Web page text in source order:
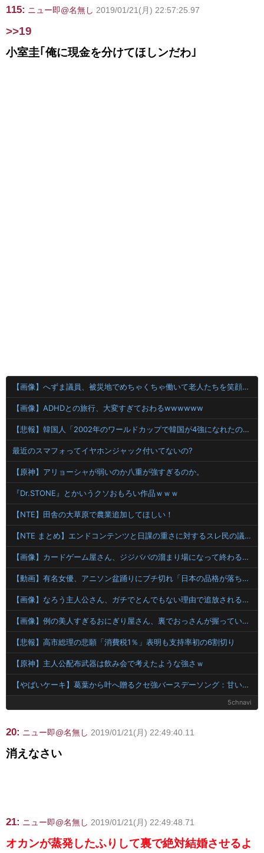
115: ニュー即@名無し 2019/01/21(月) 22:57:25.97
>>19
小室圭｢俺に現金を分けてほしンだわ｣
【画像】へずま議員、被災地でめちゃくちゃ働いて老人たちを笑顔にしてしまうwwwwwwwwwwwwwwww
【画像】ADHDとの旅行、大変すぎておわるwwwwww
【悲報】韓国人「2002年のワールドカップで韓国が4強になれたのって買収したからじゃないの?」
最近のスマフォってイヤホンジャック付いてないの?
【原神】アリョーシャが弱いのか八重が強すぎるのか。
『Dr.STONE』とかいうクソおもろい作品ｗｗｗ
【NTE】田舎の大草原で農業追加してほしい！
【NTE まとめ】エンドコンテンツと日課の重さに対するスレ民の議論
【画像】カードゲーム屋さん、ジジババの溜まり場になって終わるwwwwwwwwwwww
【動画】有名女優、アニソン盆踊りにブチ切れ「日本の品格が落ちたと思いました」
【画像】なろう主人公さん、ガチでとんでもない理由で追放されるwww
【画像】例の美人すぎるおにぎり屋さん、裏でおっさんが握っていたｗｗｗｗｗｗｗｗｗｗｗｗｗｗｗｗｗ
【悲報】高市総理の悲願「消費税1％」表明も支持率初の6割切り
【原神】主人公配布武器は飲み会で考えたような強さｗ
【やばいケーキ】葛葉から叶へ贈るクセ強バースデーソング：甘いよりは美味いヤヴァイケーキ
5chnavi
20: ニュー即@名無し 2019/01/21(月) 22:49:40.11
消えなさい
21: ニュー即@名無し 2019/01/21(月) 22:49:48.71
オカンが蒸発したふりして裏で絶対結婚させるよ